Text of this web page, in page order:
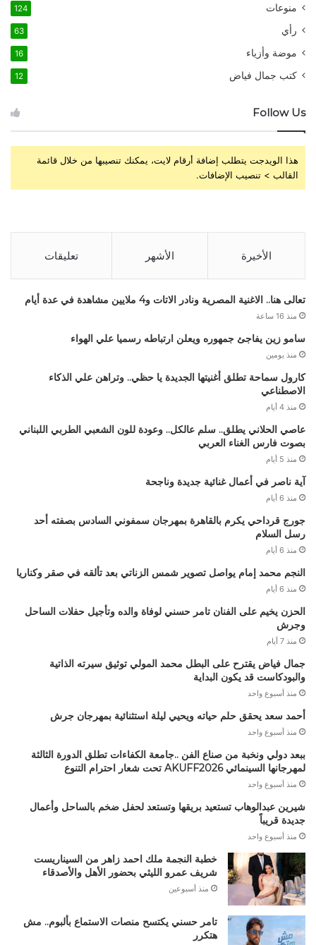
منوعات 124
رأي 63
موضة وأزياء 16
كتب جمال فياض 12
Follow Us
هذا الويدجت يتطلب إضافة أرقام لايت، يمكنك تنصيبها من خلال قائمة
القالب > تنصيب الإضافات.
الأخيرة الأشهر تعليقات
تعالى هنا.. الاغنية المصرية ونادر الاتات و4 ملايين مشاهدة في عدة أيام
منذ 16 ساعة
سامو زين يفاجئ جمهوره ويعلن ارتباطه رسميا علي الهواء
منذ يومين
كارول سماحة تطلق أغنيتها الجديدة يا حظي.. وتراهن علي الذكاء
الاصطناعي
منذ 4 أيام
عاصي الحلاني يطلق.. سلم عالكل.. وعودة للون الشعبي الطربي اللبناني
بصوت فارس الغناء العربي
منذ 5 أيام
آية ناصر في أعمال غنائية جديدة وناجحة
منذ 6 أيام
جورج قرداحي يكرم بالقاهرة بمهرجان سمفوني السادس بصفته أحد
رسل السلام
منذ 6 أيام
النجم محمد إمام يواصل تصوير شمس الزناتي بعد تألقه في صقر وكناريا
منذ 6 أيام
الحزن يخيم على الفنان تامر حسني لوفاة والده وتأجيل حفلات الساحل
وجرش
منذ 7 أيام
جمال فياض يقترح على البطل محمد المولي توثيق سيرته الذاتية
والبودكاست قد يكون البداية
منذ أسبوع واحد
أحمد سعد يحقق حلم حياته ويحيي ليلة استثنائية بمهرجان جرش
منذ أسبوع واحد
ببعد دولي ونخبة من صناع الفن ..جامعة الكفاءات تطلق الدورة الثالثة
لمهرجانها السينمائي AKUFF2026 تحت شعار احترام التنوع
منذ أسبوع واحد
شيرين عبدالوهاب تستعيد بريقها وتستعد لحفل ضخم بالساحل وأعمال
جديدة قريباً
منذ أسبوع واحد
خطبة النجمة ملك احمد زاهر من السيناريست
شريف عمرو الليثي بحضور الأهل والأصدقاء
منذ أسبوعين
تامر حسني يكتسح منصات الاستماع بألبوم.. مش
هتكرر